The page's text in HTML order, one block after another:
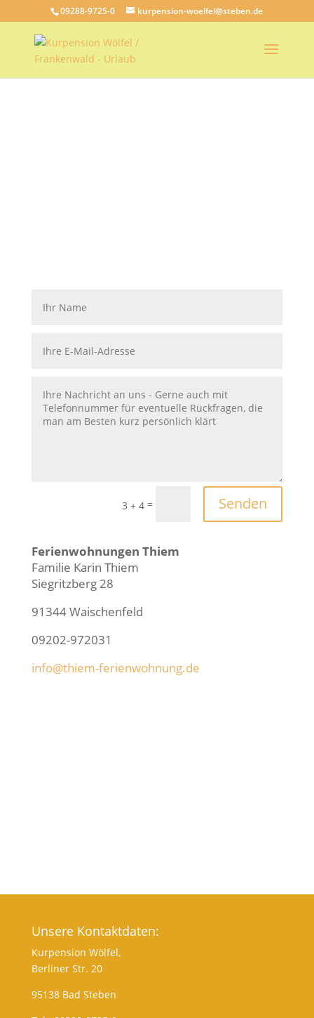
09288-9725-0 kurpension-woelfel@steben.de
3 + 4 = Senden
Ferienwohnungen Thiem
Familie Karin Thiem
Siegritzberg 28
91344 Waischenfeld
09202-972031
info@thiem-ferienwohnung.de
Unsere Kontaktdaten:
Kurpension Wölfel,
Berliner Str. 20
95138 Bad Steben